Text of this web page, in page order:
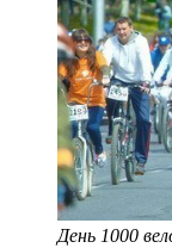
День 1000